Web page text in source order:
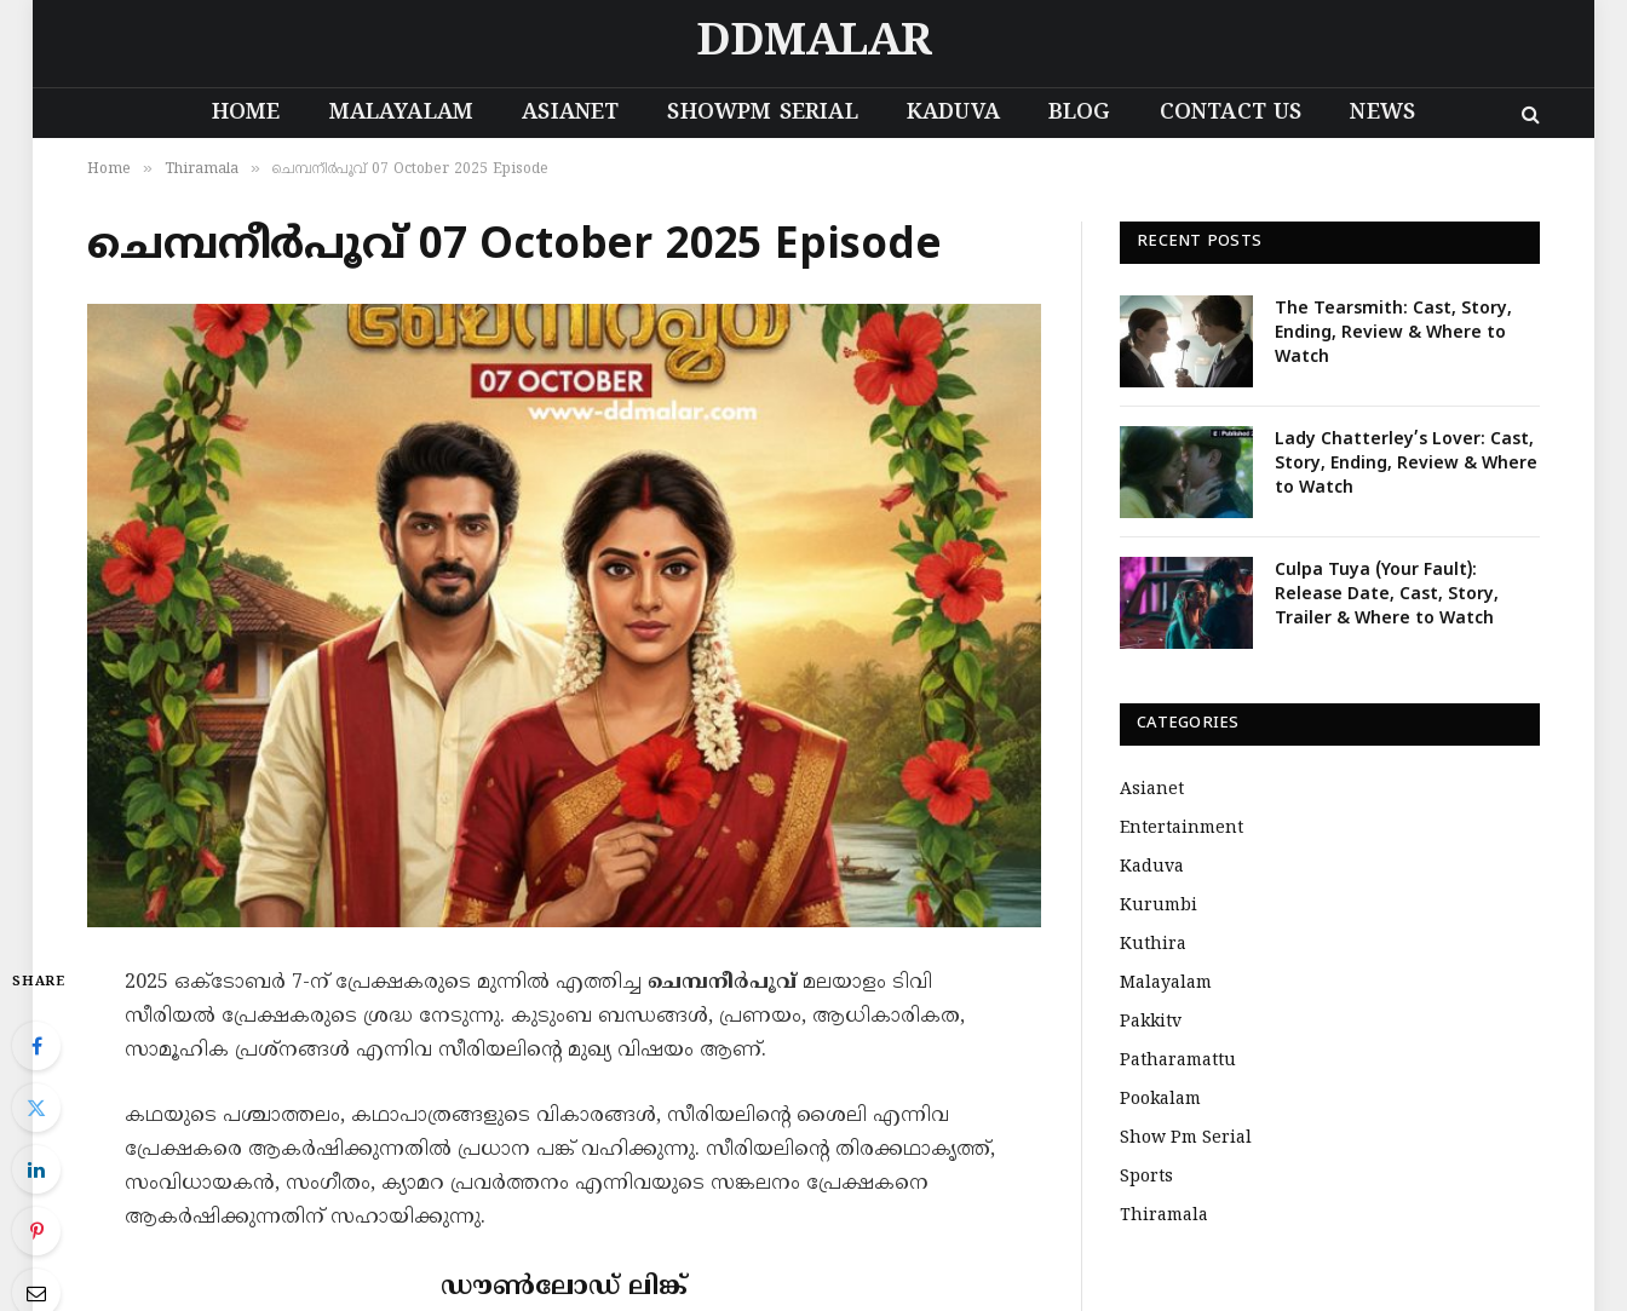
DDMALAR
HOME MALAYALAM ASIANET SHOWPM SERIAL KADUVA BLOG CONTACT US NEWS
Home » Thiramala » ചെമ്പനീർപൂവ് 07 October 2025 Episode
ചെമ്പനീർപൂവ് 07 October 2025 Episode
SHARE 2025 ഒക്ടോബർ 7-ന് പ്രേക്ഷകരുടെ മുന്നിൽ എത്തിച്ച ചെമ്പനീർപൂവ്മലയാളം ടിവി
സീരിയൽ പ്രേക്ഷകരുടെ ശ്രദ്ധ നേടുന്നു. കുടുംബ ബന്ധങ്ങൾ, പ്രണയം, ആധികാരികത,
സാമൂഹിക പ്രശ്നങ്ങൾ എന്നിവ സീരിയലിന്റെ മുഖ്യ വിഷയം ആണ്.
കഥയുടെ പശ്ചാത്തലം, കഥാപാത്രങ്ങളുടെ വികാരങ്ങൾ, സീരിയലിന്റെ ശൈലി എന്നിവ
പ്രേക്ഷകരെ ആകർഷിക്കുന്നതിൽ പ്രധാന പങ്ക് വഹിക്കുന്നു. സീരിയലിന്റെ തിരക്കഥാകൃത്ത്,
സംവിധായകൻ, സംഗീതം, ക്യാമറ പ്രവർത്തനം എന്നിവയുടെ സങ്കലനം പ്രേക്ഷകനെ
ആകർഷിക്കുന്നതിന് സഹായിക്കുന്നു.
ഡൗൺലോഡ് ലിങ്ക്
RECENT POSTS
The Tearsmith: Cast, Story,
Ending, Review & Where to
Watch
Lady Chatterley’s Lover: Cast,
Story, Ending, Review & Where
to Watch
Culpa Tuya (Your Fault):
Release Date, Cast, Story,
Trailer & Where to Watch
CATEGORIES
Asianet
Entertainment
Kaduva
Kurumbi
Kuthira
Malayalam
Pakkitv
Patharamattu
Pookalam
Show Pm Serial
Sports
Thiramala